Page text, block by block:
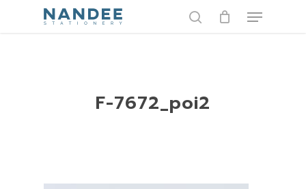
Menu
F-7672_poi2